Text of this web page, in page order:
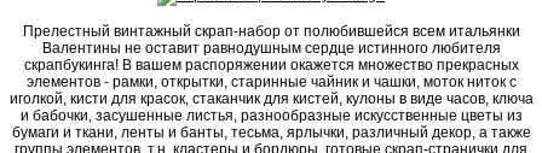
Прелестный винтажный скрап-набор от полюбившейся всем итальянки
Валентины не оставит равнодушным сердце истинного любителя
скрапбукинга! В вашем распоряжении окажется множество прекрасных
элементов - рамки, открытки, старинные чайник и чашки, моток ниток с
иголкой, кисти для красок, стаканчик для кистей, кулоны в виде часов, ключа
и бабочки, засушенные листья, разнообразные искусственные цветы из
бумаги и ткани, ленты и банты, тесьма, ярлычки, различный декор, а также
группы элементов, т.н. кластеры и бордюры, готовые скрап-странички для